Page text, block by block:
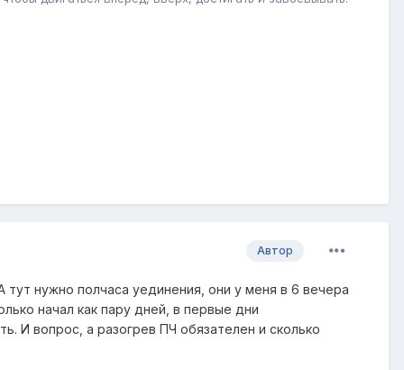
Автор
нужно полчаса уединения, они у меня в 6 вечера
начал как пару дней, в первые дни
И вопрос, а разогрев ПЧ обязателен и сколько